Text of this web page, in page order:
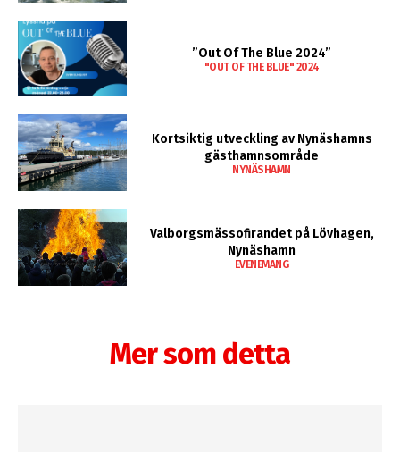
”Out Of The Blue 2024”
"OUT OF THE BLUE" 2024
Kortsiktig utveckling av Nynäshamns
gästhamnsområde
NYNÄSHAMN
Valborgsmässofirandet på Lövhagen,
Nynäshamn
EVENEMANG
Mer som detta